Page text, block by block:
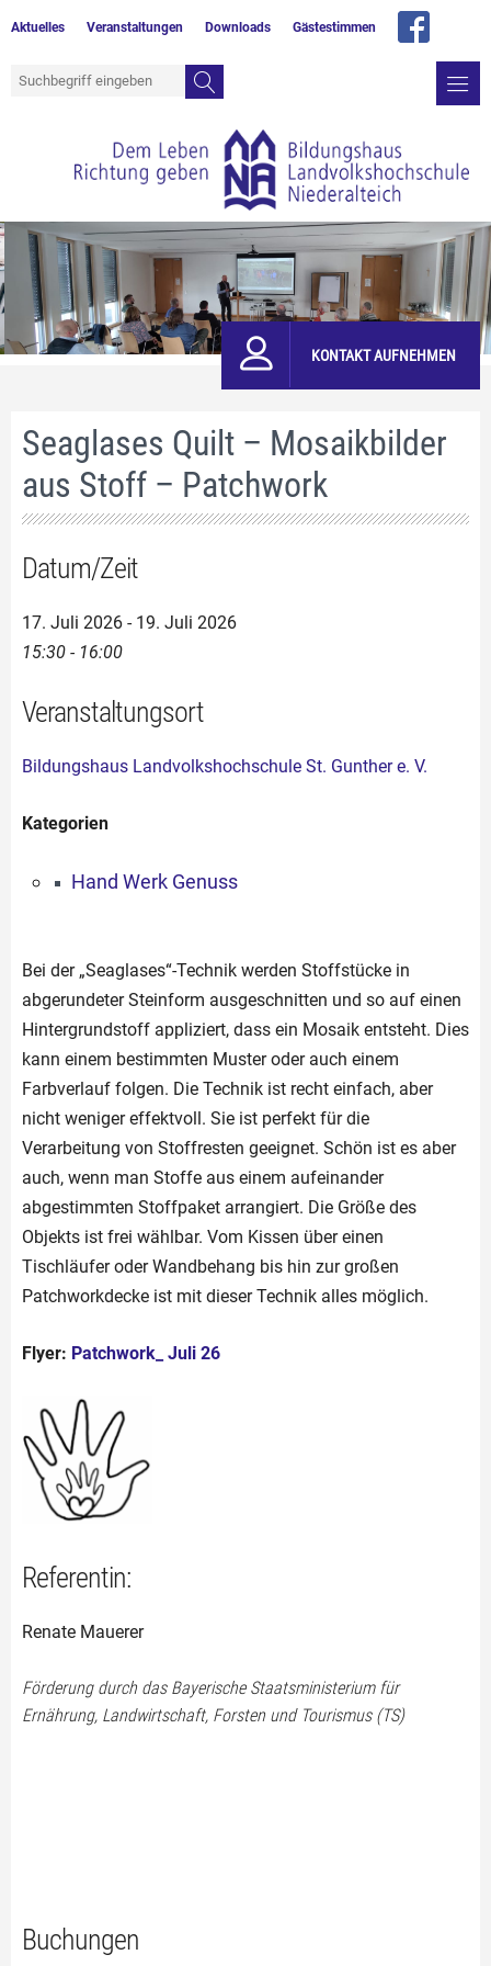
Aktuelles Veranstaltungen Downloads Gästestimmen
KONTAKT AUFNEHMEN
Seaglases Quilt – Mosaikbilder
aus Stoff – Patchwork
Datum/Zeit
17. Juli 2026 - 19. Juli 2026
15:30 - 16:00
Veranstaltungsort
Bildungshaus Landvolkshochschule St. Gunther e. V.
Kategorien
Hand Werk Genuss
Bei der „Seaglases“-Technik werden Stoffstücke in
abgerundeter Steinform ausgeschnitten und so auf einen
Hintergrundstoff appliziert, dass ein Mosaik entsteht. Dies
kann einem bestimmten Muster oder auch einem
Farbverlauf folgen. Die Technik ist recht einfach, aber
nicht weniger effektvoll. Sie ist perfekt für die
Verarbeitung von Stoffresten geeignet. Schön ist es aber
auch, wenn man Stoffe aus einem aufeinander
abgestimmten Stoffpaket arrangiert. Die Größe des
Objekts ist frei wählbar. Vom Kissen über einen
Tischläufer oder Wandbehang bis hin zur großen
Patchworkdecke ist mit dieser Technik alles möglich.
Flyer: Patchwork_ Juli 26
Referentin:
Renate Mauerer
Förderung durch das Bayerische Staatsministerium für
Ernährung, Landwirtschaft, Forsten und Tourismus (TS)
Buchungen